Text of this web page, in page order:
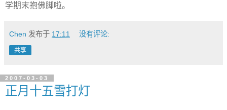
学期末抱佛脚啦。
Chen 发布于 17:11 没有评论:
共享
2007-03-03
正月十五雪打灯